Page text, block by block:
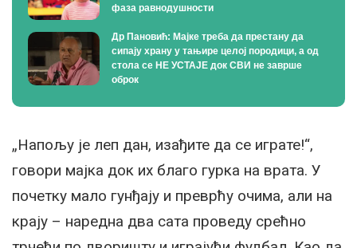
фаза равнодушности
Др Пановић: Мајке треба да престану да
сипају храну у тањире целој породици, а од
стола се НЕ УСТАЈЕ док СВИ не заврше
оброк
„Напољу је леп дан, изађите да се играте!“,
говори мајка док их благо гурка на врата. У
почетку мало гунђају и преврћу очима, али на
крају – наредна два сата проведу срећно